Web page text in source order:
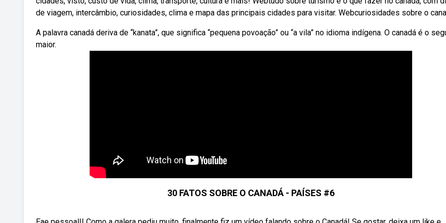
de viagem, intercâmbio, curiosidades, clima e mapa das principais cidades para visitar. Webcuriosidades sobre o
A palavra canadá deriva de “kanata”, que significa “pequena povoação” ou “a vila” no idioma indígena. O canadá é o
maior.
30 FATOS SOBRE O CANADÁ - PAÍSES #6